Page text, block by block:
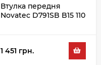
Втулка передня
Novatec D791SB B15 110
1 451 грн.